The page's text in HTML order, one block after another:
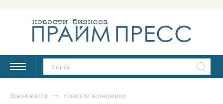
Все новости Новости экономики